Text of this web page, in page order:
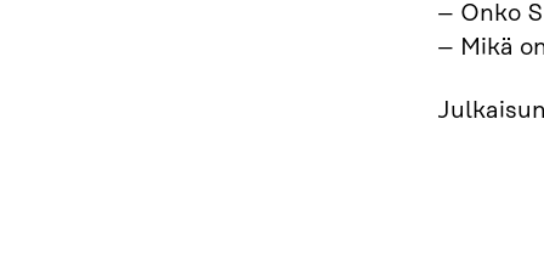
– Onko
– Mikä